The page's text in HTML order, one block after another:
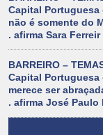
Capital Portuguesa
não é somente do
. afirma Sara Ferreir
BARREIRO –
Capital Portuguesa
merece ser
. afirma José Paulo